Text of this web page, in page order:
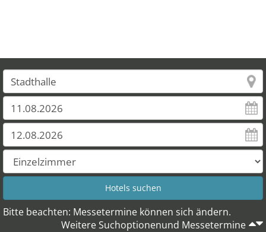
Bitte beachten: Messetermine können sich ändern.
Weitere Suchoptionenund Messetermine